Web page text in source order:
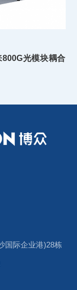
光模块耦合
国际企业港)28栋